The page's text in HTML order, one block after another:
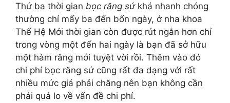
Thứ ba thời gian bọc răng sứkhá nhanh chóng
thường chỉ mấy ba đến bốn ngày, ở nha khoa
Thế Hệ Mới thời gian còn được rút ngắn hơn chỉ
trong vòng một đến hai ngày là bạn đã sở hữu
một hàm răng mới tuyệt vời rồi. Thêm vào đó
chi phí bọc răng sứ cũng rất đa dạng với rất
nhiều mức giá phải chăng nên bạn không cần
phải quá lo về vấn đề chi phí.